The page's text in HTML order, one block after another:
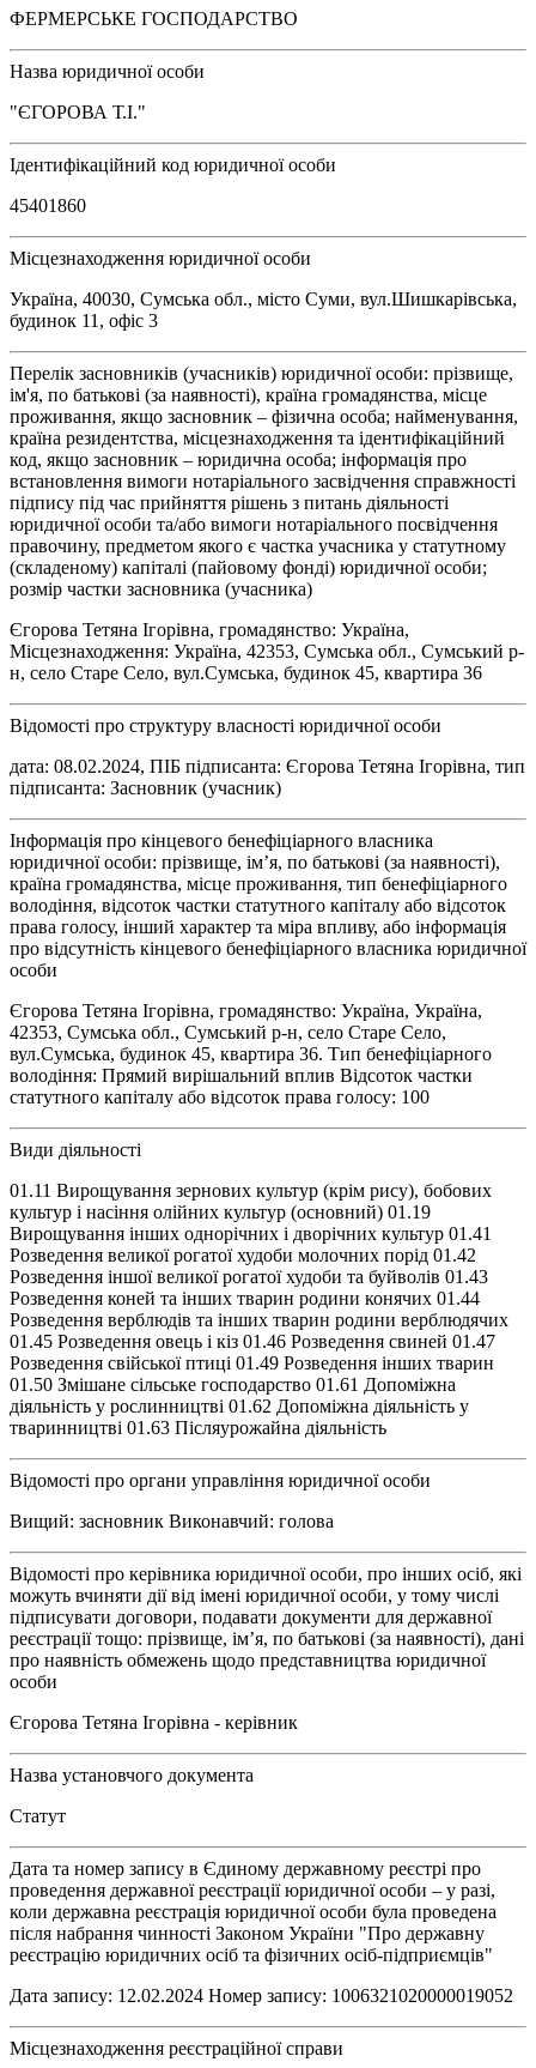
ФЕРМЕРСЬКЕ ГОСПОДАРСТВО
Назва юридичної особи
"ЄГОРОВА Т.І."
Ідентифікаційний код юридичної особи
45401860
Місцезнаходження юридичної особи
Україна, 40030, Сумська обл., місто Суми, вул.Шишкарівська,
будинок 11, офіс 3
Перелік засновників (учасників) юридичної особи: прізвище,
ім'я, по батькові (за наявності), країна громадянства, місце
проживання, якщо засновник – фізична особа; найменування,
країна резидентства, місцезнаходження та ідентифікаційний
код, якщо засновник – юридична особа; інформація про
встановлення вимоги нотаріального засвідчення справжності
підпису під час прийняття рішень з питань діяльності
юридичної особи та/або вимоги нотаріального посвідчення
правочину, предметом якого є частка учасника у статутному
(складеному) капіталі (пайовому фонді) юридичної особи;
розмір частки засновника (учасника)
Єгорова Тетяна Ігорівна, громадянство: Україна,
Місцезнаходження: Україна, 42353, Сумська обл., Сумський р-
н, село Старе Село, вул.Сумська, будинок 45, квартира 36
Відомості про структуру власності юридичної особи
дата: 08.02.2024, ПІБ підписанта: Єгорова Тетяна Ігорівна, тип
підписанта: Засновник (учасник)
Інформація про кінцевого бенефіціарного власника
юридичної особи: прізвище, ім’я, по батькові (за наявності),
країна громадянства, місце проживання, тип бенефіціарного
володіння, відсоток частки статутного капіталу або відсоток
права голосу, інший характер та міра впливу, або інформація
про відсутність кінцевого бенефіціарного власника юридичної
особи
Єгорова Тетяна Ігорівна, громадянство: Україна, Україна,
42353, Сумська обл., Сумський р-н, село Старе Село,
вул.Сумська, будинок 45, квартира 36. Тип бенефіціарного
володіння: Прямий вирішальний вплив Відсоток частки
статутного капіталу або відсоток права голосу: 100
Види діяльності
01.11 Вирощування зернових культур (крім рису), бобових
культур і насіння олійних культур (основний) 01.19
Вирощування інших однорічних і дворічних культур 01.41
Розведення великої рогатої худоби молочних порід 01.42
Розведення іншої великої рогатої худоби та буйволів 01.43
Розведення коней та інших тварин родини конячих 01.44
Розведення верблюдів та інших тварин родини верблюдячих
01.45 Розведення овець і кіз 01.46 Розведення свиней 01.47
Розведення свійської птиці 01.49 Розведення інших тварин
01.50 Змішане сільське господарство 01.61 Допоміжна
діяльність у рослинництві 01.62 Допоміжна діяльність у
тваринництві 01.63 Післяурожайна діяльність
Відомості про органи управління юридичної особи
Вищий: засновник Виконавчий: голова
Відомості про керівника юридичної особи, про інших осіб, які
можуть вчиняти дії від імені юридичної особи, у тому числі
підписувати договори, подавати документи для державної
реєстрації тощо: прізвище, ім’я, по батькові (за наявності), дані
про наявність обмежень щодо представництва юридичної
особи
Єгорова Тетяна Ігорівна - керівник
Назва установчого документа
Статут
Дата та номер запису в Єдиному державному реєстрі про
проведення державної реєстрації юридичної особи – у разі,
коли державна реєстрація юридичної особи була проведена
після набрання чинності Законом України "Про державну
реєстрацію юридичних осіб та фізичних осіб-підприємців"
Дата запису: 12.02.2024 Номер запису: 1006321020000019052
Місцезнаходження реєстраційної справи